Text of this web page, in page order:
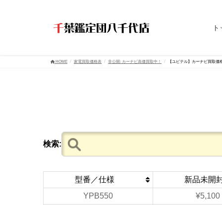
HOME 家電買取価格表 非公開: カーナビ高価買取中！ 【ユピテル】カーナビ買取価
検索:
型番／仕様
新品未開
YPB550
¥5,100